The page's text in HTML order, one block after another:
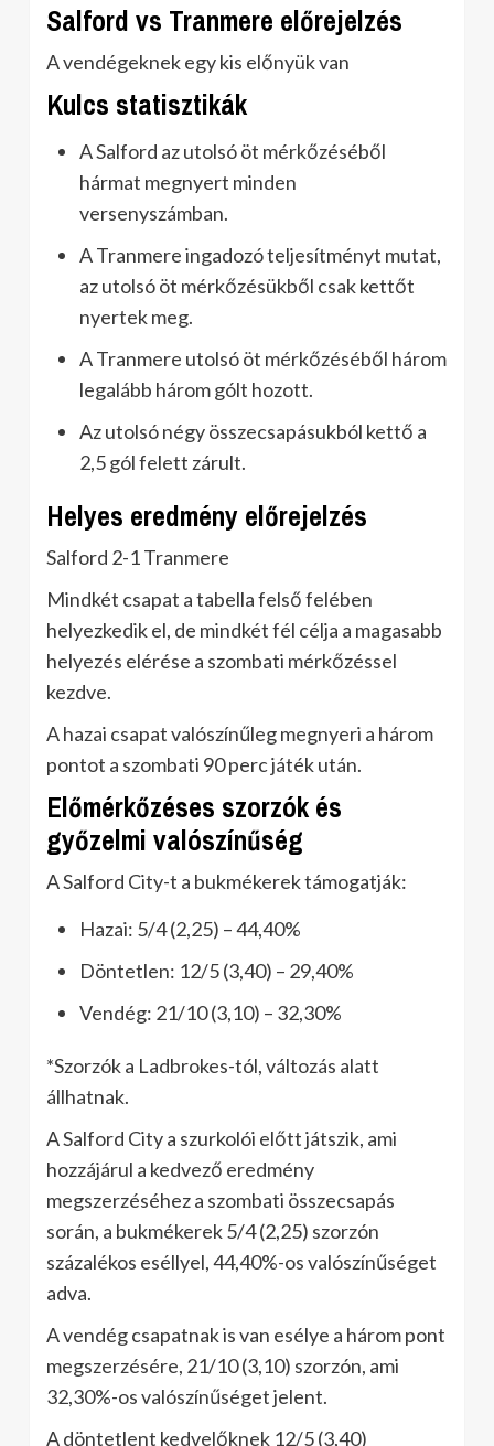
Salford vs Tranmere előrejelzés
A vendégeknek egy kis előnyük van
Kulcs statisztikák
A Salford az utolsó öt mérkőzéséből
hármat megnyert minden
versenyszámban.
A Tranmere ingadozó teljesítményt mutat,
az utolsó öt mérkőzésükből csak kettőt
nyertek meg.
A Tranmere utolsó öt mérkőzéséből három
legalább három gólt hozott.
Az utolsó négy összecsapásukból kettő a
2,5 gól felett zárult.
Helyes eredmény előrejelzés
Salford 2-1 Tranmere
Mindkét csapat a tabella felső felében
helyezkedik el, de mindkét fél célja a magasabb
helyezés elérése a szombati mérkőzéssel
kezdve.
A hazai csapat valószínűleg megnyeri a három
pontot a szombati 90 perc játék után.
Előmérkőzéses szorzók és
győzelmi valószínűség
A Salford City-t a bukmékerek támogatják:
Hazai: 5/4 (2,25) – 44,40%
Döntetlen: 12/5 (3,40) – 29,40%
Vendég: 21/10 (3,10) – 32,30%
*Szorzók a Ladbrokes-tól, változás alatt
állhatnak.
A Salford City a szurkolói előtt játszik, ami
hozzájárul a kedvező eredmény
megszerzéséhez a szombati összecsapás
során, a bukmékerek 5/4 (2,25) szorzón
százalékos eséllyel, 44,40%-os valószínűséget
adva.
A vendég csapatnak is van esélye a három pont
megszerzésére, 21/10 (3,10) szorzón, ami
32,30%-os valószínűséget jelent.
A döntetlent kedvelőknek 12/5 (3,40)